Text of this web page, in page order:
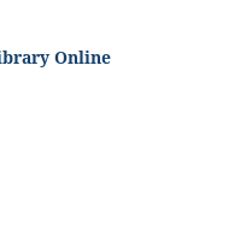
Online